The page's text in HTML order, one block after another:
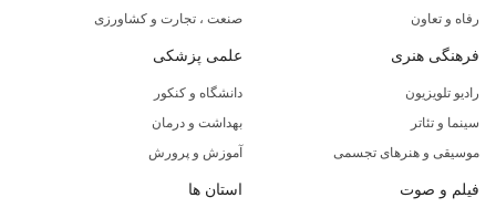
رفاه و تعاون
صنعت ، تجارت و کشاورزی
فرهنگی هنری
رادیو تلویزیون
سینما و تئاتر
موسیقی و هنرهای تجسمی
علمی پزشکی
دانشگاه و کنکور
بهداشت و درمان
آموزش و پرورش
فیلم و صوت استان ها